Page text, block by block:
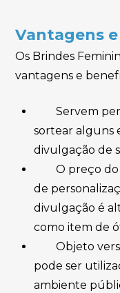
Vantagens
Os Brindes
vantagens e
Servem
sortear alguns
divulgação de
O preço do
de
divulgação é
como item de
Objeto
pode ser
ambiente